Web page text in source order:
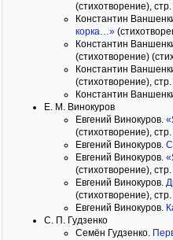
(стихотворение), стр.
Константин
корка…»
Константин
(стихотворение)
Константин
(стихотворение),
Константин
Е. М. Винокуров
Евгений Винокуров.
(стихотворение),
Евгений Винокуров.
Евгений Винокуров.
(стихотворение),
Евгений Винокуров.
(стихотворение),
Евгений Винокуров.
С. П. Гудзенко
Семён Гудзенко.